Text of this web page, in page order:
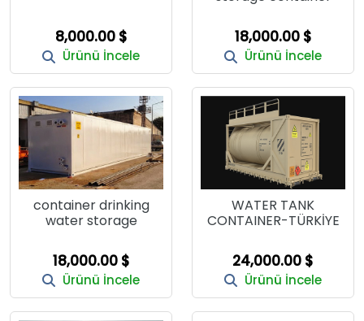
8,000.00 $
Ürünü İncele
18,000.00 $
Ürünü İncele
container drinking
water storage
18,000.00 $
Ürünü İncele
WATER TANK
CONTAINER-TÜRKİYE
24,000.00 $
Ürünü İncele